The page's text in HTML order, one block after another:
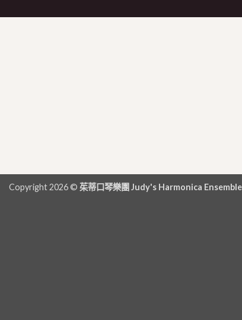
Copyright 2026 © 茱蒂口琴樂團 Judy's Harmonica Ensemble